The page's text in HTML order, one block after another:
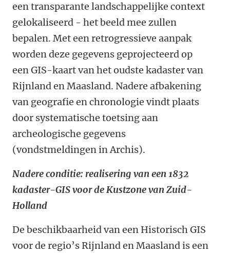
een transparante landschappelijke context
gelokaliseerd - het beeld mee zullen
bepalen. Met een retrogressieve aanpak
worden deze gegevens geprojecteerd op
een GIS-kaart van het oudste kadaster van
Rijnland en Maasland. Nadere afbakening
van geografie en chronologie vindt plaats
door systematische toetsing aan
archeologische gegevens
(vondstmeldingen in Archis).
Nadere conditie: realisering van een 1832
kadaster-GIS voor de Kustzone van Zuid-
Holland
De beschikbaarheid van een Historisch GIS
voor de regio’s Rijnland en Maasland is een